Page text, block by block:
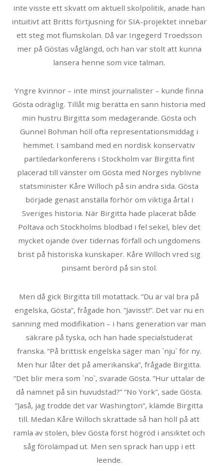
inte visste ett skvatt om aktuell skolpolitik, anade han
intuitivt att Britts förtjusning för SIA-projektet innebar
ett steg mot flumskolan. Då var Ingegerd Troedsson
mer på Göstas våglängd, och han var stolt att kunna
lansera henne som vice talman.
Yngre kvinnor – inte minst journalister – kunde finna
Gösta odräglig. Tillåt mig berätta en sann historia med
min hustru Birgitta som medagerande. Gösta och
Gunnel Bohman höll ofta representationsmiddag i
hemmet. I samband med en nordisk konservativ
partiledarkonferens i Stockholm var Birgitta fint
placerad till vänster om Gösta med Norges nyblivne
statsminister Kåre Willoch på sin andra sida. Gösta
började genast anställa förhör om viktiga årtal i
Sveriges historia. När Birgitta hade placerat både
Poltava och Stockholms blodbad i fel sekel, blev det
mycket ojande över tidernas förfall och ungdomens
brist på historiska kunskaper. Kåre Willoch vred sig
pinsamt berörd på sin stol.
Men då gick Birgitta till motattack. ”Du är väl bra på
engelska, Gösta”, frågade hon. ”Javisst!”. Det var nu en
sanning med modifikation – i hans generation var man
säkrare på tyska, och han hade specialstuderat
franska. ”På brittisk engelska säger man `nju` för ny.
Men hur låter det på amerikanska”, frågade Birgitta.
”Det blir mera som `no`, svarade Gösta. ”Hur uttalar de
då namnet på sin huvudstad?” ”No York”, sade Gösta.
”Jaså, jag trodde det var Washington”, klämde Birgitta
till. Medan Kåre Willoch skrattade så han höll på att
ramla av stolen, blev Gösta först högröd i ansiktet och
såg förolämpad ut. Men sen sprack han upp i ett
leende.